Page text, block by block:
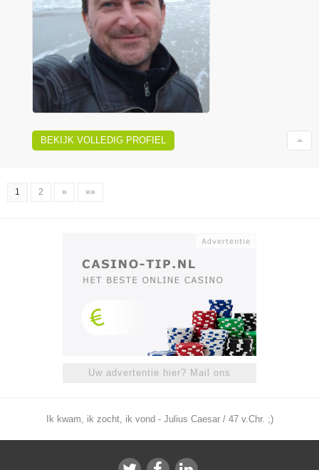
BEKIJK VOLLEDIG PROFIEL
1 2 » »»
Uw advertentie hier? Mail ons
Ik kwam, ik zocht, ik vond - Julius Caesar / 47 v.Chr. ;)